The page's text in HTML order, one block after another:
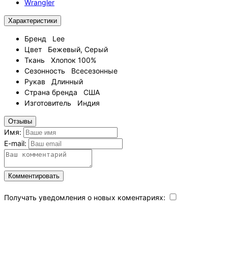
Wrangler
Характеристики
Бренд
Lee
Цвет
Бежевый, Серый
Ткань
Хлопок 100%
Сезонность
Всесезонные
Рукав
Длинный
Страна бренда
США
Изготовитель
Индия
Отзывы
Имя:
E-mail:
Комментировать
Получать уведомления о новых коментариях: